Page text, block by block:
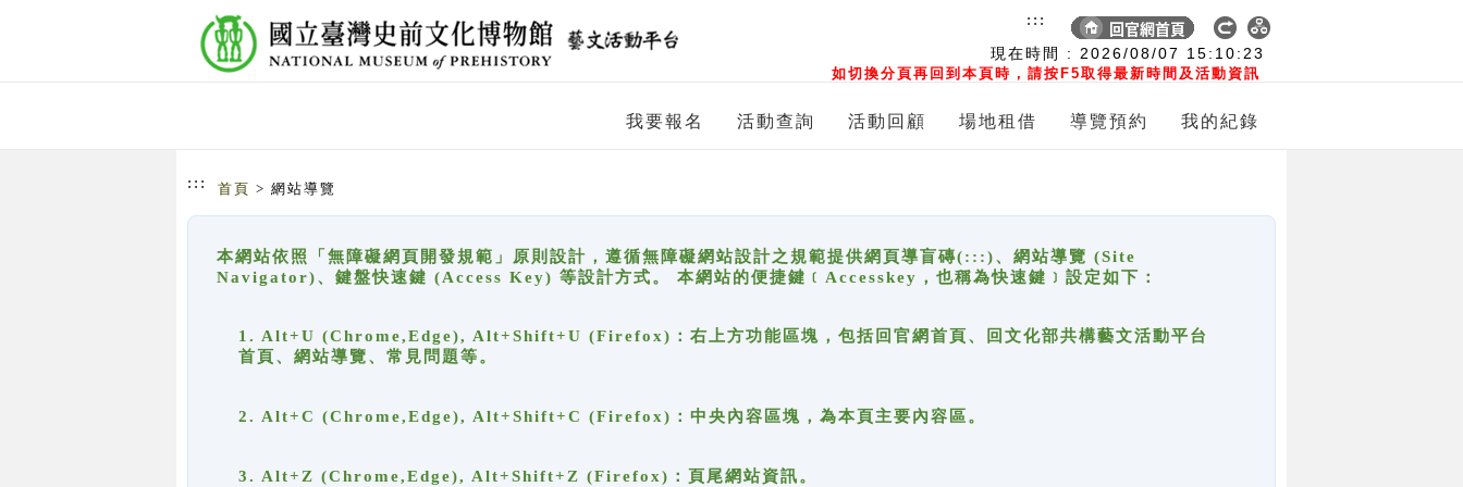
現在時間 : 2026/08/07 15:10:23
如切換分頁再回到本頁時，請按F5取得最新時間及活動資訊
:::
我要報名 活動查詢 活動回顧 場地租借 導覽預約 我的紀錄
::: 首頁 > 網站導覽
本網站依照「無障礙網頁開發規範」原則設計，遵循無障礙網站設計之規範提供網頁導盲磚(:::)、網站導覽 (Site
Navigator)、鍵盤快速鍵 (Access Key) 等設計方式。 本網站的便捷鍵﹝Accesskey，也稱為快速鍵﹞設定如下：
1. Alt+U (Chrome,Edge), Alt+Shift+U (Firefox)：右上方功能區塊，包括回官網首頁、回文化部共構藝文活動平台
首頁、網站導覽、常見問題等。
2. Alt+C (Chrome,Edge), Alt+Shift+C (Firefox)：中央內容區塊，為本頁主要內容區。
3. Alt+Z (Chrome,Edge), Alt+Shift+Z (Firefox)：頁尾網站資訊。